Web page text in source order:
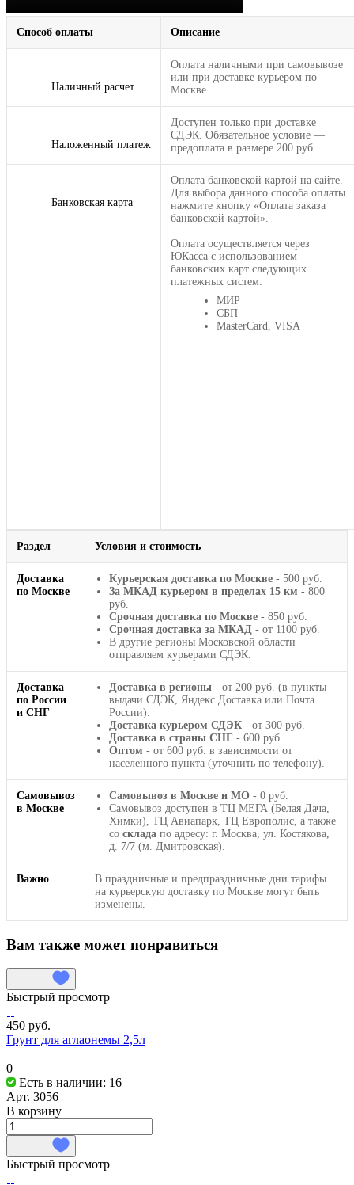
Способ оплаты Описание
Наличный расчет
Оплата наличными при самовывозе
или при доставке курьером по
Москве.
Наложенный платеж
Доступен только при доставке
СДЭК. Обязательное условие —
предоплата в размере 200 руб.
Банковская карта
Оплата банковской картой на сайте.
Для выбора данного способа оплаты
нажмите кнопку «Оплата заказа
банковской картой».
Оплата осуществляется через
ЮКасса с использованием
банковских карт следующих
платежных систем:
МИР
СБП
MasterCard, VISA
Раздел Условия и стоимость
Доставка
по Москве
Курьерская доставка по Москве - 500 руб.
За МКАД курьером в пределах 15 км - 800
руб.
Срочная доставка по Москве - 850 руб.
Срочная доставка за МКАД - от 1100 руб.
В другие регионы Московской области
отправляем курьерами СДЭК.
Доставка
по России
и СНГ
Доставка в регионы - от 200 руб. (в пункты
выдачи СДЭК, Яндекс Доставка или Почта
России).
Доставка курьером СДЭК - от 300 руб.
Доставка в страны СНГ - 600 руб.
Оптом - от 600 руб. в зависимости от
населенного пункта (уточнить по телефону).
Самовывоз
в Москве
Самовывоз в Москве и МО - 0 руб.
Самовывоз доступен в ТЦ МЕГА (Белая Дача,
Химки), ТЦ Авиапарк, ТЦ Европолис, а также
со склада по адресу: г. Москва, ул. Костякова,
д. 7/7 (м. Дмитровская).
Важно
В праздничные и предпраздничные дни тарифы
на курьерскую доставку по Москве могут быть
изменены.
Вам также может понравиться
Быстрый просмотр
450 руб.
Грунт для аглаонемы 2,5л
0
Есть в наличии: 16
Арт. 3056
В корзину
Быстрый просмотр